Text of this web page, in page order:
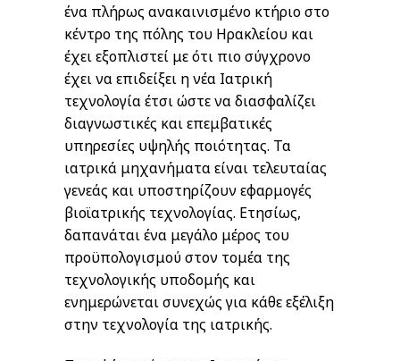
ένα πλήρως ανακαινισμένο κτήριο στο
κέντρο της πόλης του Ηρακλείου και
έχει εξοπλιστεί με ότι πιο σύγχρονο
έχει να επιδείξει η νέα Ιατρική
τεχνολογία έτσι ώστε να διασφαλίζει
διαγνωστικές και επεμβατικές
υπηρεσίες υψηλής ποιότητας. Τα
ιατρικά μηχανήματα είναι τελευταίας
γενεάς και υποστηρίζουν εφαρμογές
βιοϊατρικής τεχνολογίας. Ετησίως,
δαπανάται ένα μεγάλο μέρος του
προϋπολογισμού στον τομέα της
τεχνολογικής υποδομής και
ενημερώνεται συνεχώς για κάθε εξέλιξη
στην τεχνολογία της ιατρικής.